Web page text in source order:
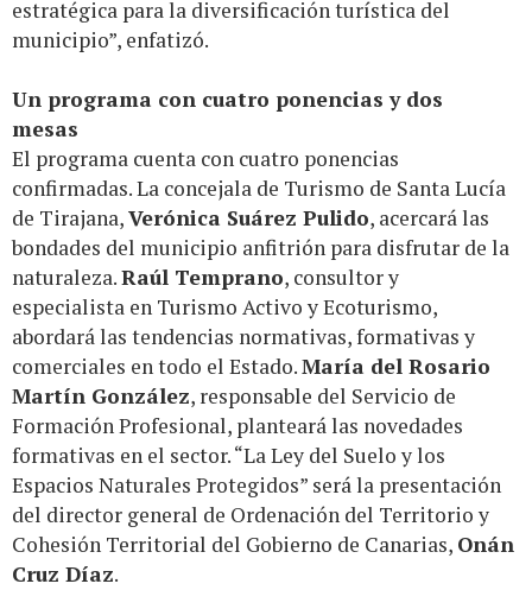
estratégica para la diversificación turística del
municipio”, enfatizó.
Un programa con cuatro ponencias y dos
mesas
El programa cuenta con cuatro ponencias
confirmadas. La concejala de Turismo de Santa Lucía
de Tirajana,Verónica Suárez Pulido, acercará las
bondades del municipio anfitrión para disfrutar de la
naturaleza.Raúl Temprano, consultor y
especialista en Turismo Activo y Ecoturismo,
abordará las tendencias normativas, formativas y
comerciales en todo el Estado.María del Rosario
Martín González, responsable del Servicio de
Formación Profesional, planteará las novedades
formativas en el sector. “La Ley del Suelo y los
Espacios Naturales Protegidos” será la presentación
del director general de Ordenación del Territorio y
Cohesión Territorial del Gobierno de Canarias, Onán
Cruz Díaz.